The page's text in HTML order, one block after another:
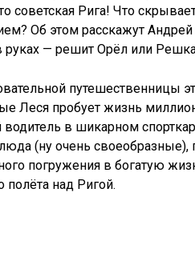
советская Рига! Что
Об этом расскажут Андрей
руках — решит Орёл или
путешественницы
Леся пробует жизнь
водитель в шикарном
(ну очень
погружения в богатую
над Ригой.